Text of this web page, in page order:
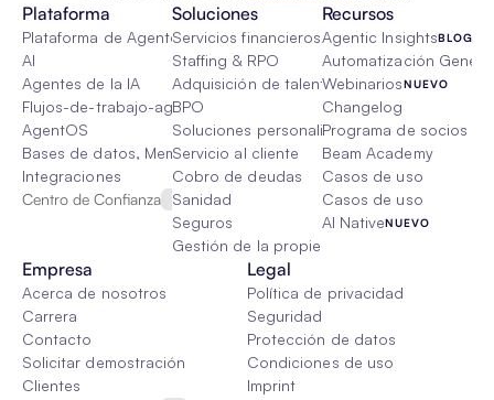
Plataforma
Plataforma de Agente de IA
AI
Agentes de la IA
Flujos-de-trabajo-agenticos
AgentOS
Bases de datos, Memoria & Trapo
Integraciones
Centro de Confianza
Soluciones
Servicios financieros
Staffing & RPO
Adquisición de talento
BPO
Soluciones personalizadas de IA
Servicio al cliente
Cobro de deudas
Sanidad
Seguros
Gestión de la propiedad
Recursos
Agentic InsightsBLOG
Automatización
WebinariosNUEVO
Changelog
Programa de socios
Beam Academy
Casos de uso
Casos de uso
AI NativeNUEVO
Empresa
Acerca de nosotros
Carrera
Contacto
Solicitar demostración
Clientes
Legal
Política de privacidad
Seguridad
Protección de datos
Condiciones de uso
Imprint